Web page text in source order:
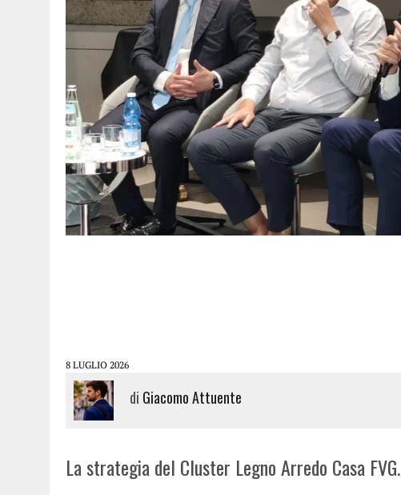
8 LUGLIO 2026
di Giacomo Attuente
La strategia del Cluster Legno Arredo Casa FVG.